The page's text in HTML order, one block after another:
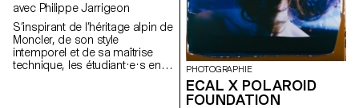
avec Philippe Jarrigeon
S’inspirant de l’héritage alpin de
Moncler, de son style
intemporel et de sa maîtrise
technique, les étudiant·e·s en
PHOTOGRAPHIE
ECAL X POLAROID
FOUNDATION